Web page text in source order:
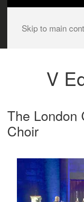
Skip to main
V
The London
Choir